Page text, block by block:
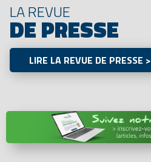
LA REVUE
DE PRESSE
LIRE LA REVUE DE PRESSE >